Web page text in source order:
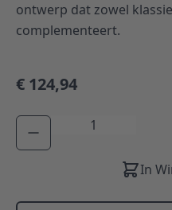
ontwerp dat zowel
complementeert.
€ 124,94
Aantal
In